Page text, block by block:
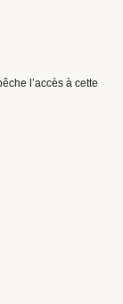
l’accès à cette